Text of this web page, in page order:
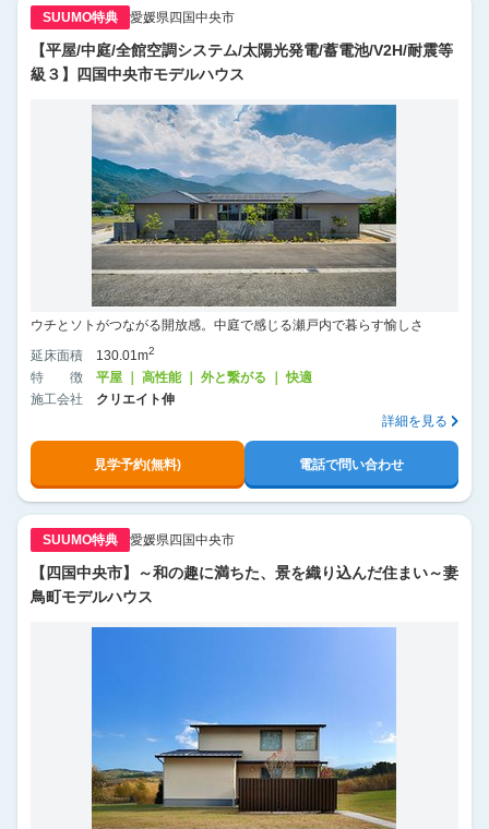
SUUMO特典 愛媛県四国中央市
【平屋/中庭/全館空調システム/太陽光発電/蓄電池/V2H/耐震等
級３】四国中央市モデルハウス
ウチとソトがつながる開放感。中庭で感じる瀬戸内で暮らす愉しさ
延床面積
130.01m2
特徴
平屋 ｜ 高性能 ｜ 外と繋がる ｜ 快適
施工会社
クリエイト伸
詳細を見る
見学予約(無料) 電話で問い合わせ
SUUMO特典 愛媛県四国中央市
【四国中央市】～和の趣に満ちた、景を織り込んだ住まい～妻
鳥町モデルハウス